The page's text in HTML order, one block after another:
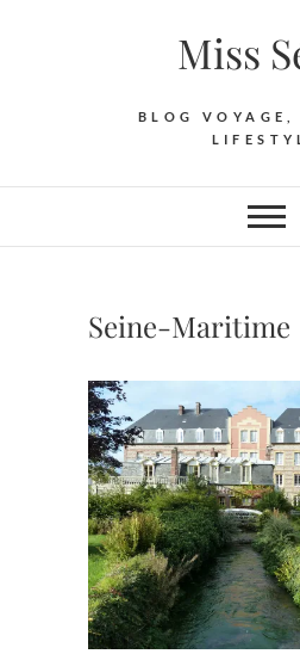
Miss
BLOG VOYAGE,
Seine-Maritime